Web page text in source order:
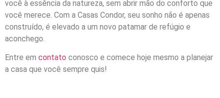
você à essência da natureza, sem abrir mão do conforto que
você merece. Com a Casas Condor, seu sonho não é apenas
construído, é elevado a um novo patamar de refúgio e
aconchego.
Entre em contato conosco e comece hoje mesmo a planejar
a casa que você sempre quis!